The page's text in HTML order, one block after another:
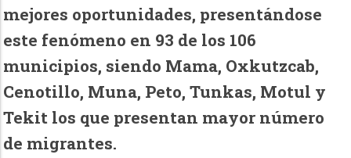
mejores oportunidades, presentándose
este fenómeno en 93 de los 106
municipios, siendo Mama, Oxkutzcab,
Cenotillo, Muna, Peto, Tunkas, Motul y
Tekit los que presentan mayor número
de migrantes.